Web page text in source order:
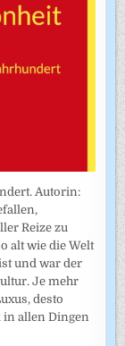
Autorin:
Reize zu
alt wie die Welt
und war der
Je mehr
desto
allen Dingen